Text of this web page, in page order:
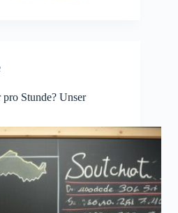
Stunde? Unser